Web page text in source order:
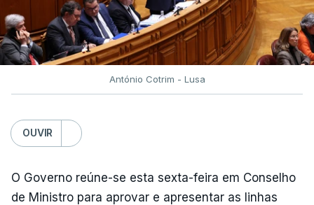
António Cotrim - Lusa
OUVIR
O Governo reúne-se esta sexta-feira em Conselho
de Ministro para aprovar e apresentar as linhas